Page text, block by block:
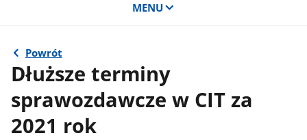
MENU
Powrót
Dłuższe terminy
sprawozdawcze w CIT za
2021 rok